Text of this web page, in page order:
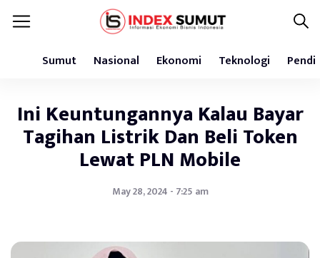
Sumut Nasional Ekonomi Teknologi
Ini Keuntungannya Kalau Bayar
Tagihan Listrik Dan Beli Token
Lewat PLN Mobile
May 28, 2024 - 7:25 am